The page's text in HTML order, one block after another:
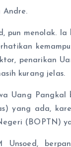
Andre.
pun menolak.
penarikan
kurang jelas.
Uang Pangkal
yang ada,
(BOPTN)
Unsoed,